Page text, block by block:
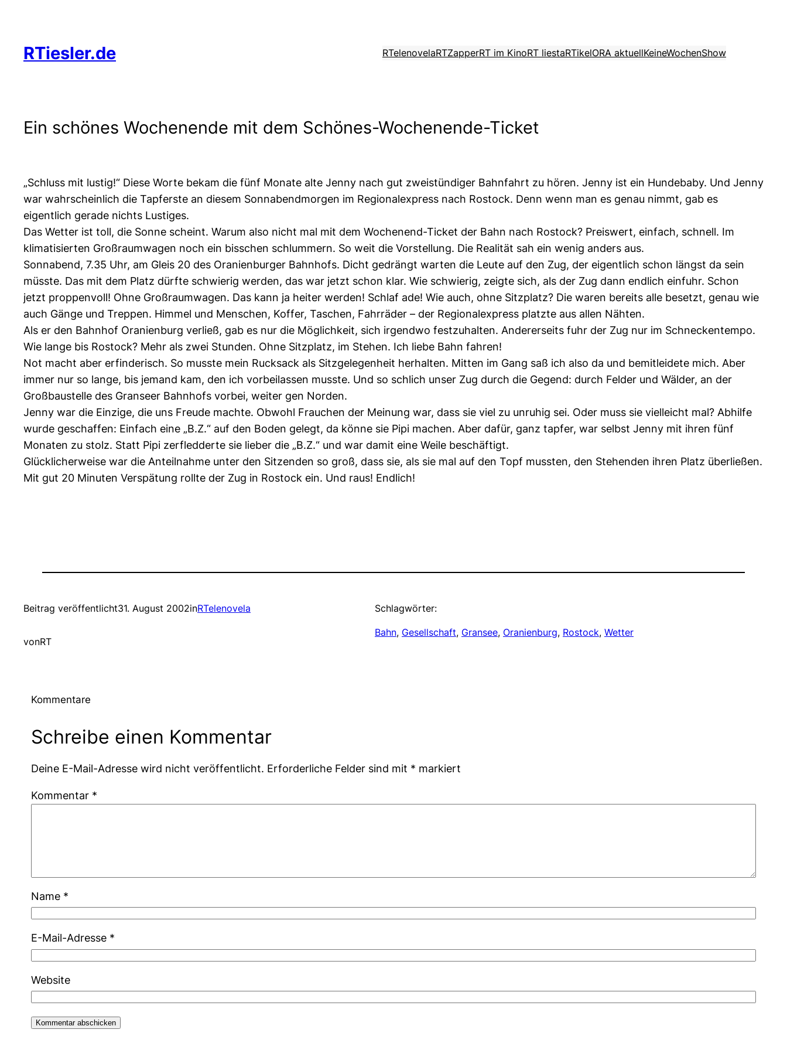
springen
RTiesler.de RTelenovelaRTZapperRT im KinoRT liestaRTikelORA aktuellKeineWochenShow
Ein schönes Wochenende mit dem Schönes-Wochenende-Ticket
„Schluss mit lustig!“ Diese Worte bekam die fünf Monate alte Jenny nach gut zweistündiger Bahnfahrt zu hören. Jenny ist ein Hundebaby. Und Jenny
war wahrscheinlich die Tapferste an diesem Sonnabendmorgen im Regionalexpress nach Rostock. Denn wenn man es genau nimmt, gab es
eigentlich gerade nichts Lustiges.
Das Wetter ist toll, die Sonne scheint. Warum also nicht mal mit dem Wochenend-Ticket der Bahn nach Rostock? Preiswert, einfach, schnell. Im
klimatisierten Großraumwagen noch ein bisschen schlummern. So weit die Vorstellung. Die Realität sah ein wenig anders aus.
Sonnabend, 7.35 Uhr, am Gleis 20 des Oranienburger Bahnhofs. Dicht gedrängt warten die Leute auf den Zug, der eigentlich schon längst da sein
müsste. Das mit dem Platz dürfte schwierig werden, das war jetzt schon klar. Wie schwierig, zeigte sich, als der Zug dann endlich einfuhr. Schon
jetzt proppenvoll! Ohne Großraumwagen. Das kann ja heiter werden! Schlaf ade! Wie auch, ohne Sitzplatz? Die waren bereits alle besetzt, genau wie
auch Gänge und Treppen. Himmel und Menschen, Koffer, Taschen, Fahrräder – der Regionalexpress platzte aus allen Nähten.
Als er den Bahnhof Oranienburg verließ, gab es nur die Möglichkeit, sich irgendwo festzuhalten. Andererseits fuhr der Zug nur im Schneckentempo.
Wie lange bis Rostock? Mehr als zwei Stunden. Ohne Sitzplatz, im Stehen. Ich liebe Bahn fahren!
Not macht aber erfinderisch. So musste mein Rucksack als Sitzgelegenheit herhalten. Mitten im Gang saß ich also da und bemitleidete mich. Aber
immer nur so lange, bis jemand kam, den ich vorbeilassen musste. Und so schlich unser Zug durch die Gegend: durch Felder und Wälder, an der
Großbaustelle des Granseer Bahnhofs vorbei, weiter gen Norden.
Jenny war die Einzige, die uns Freude machte. Obwohl Frauchen der Meinung war, dass sie viel zu unruhig sei. Oder muss sie vielleicht mal? Abhilfe
wurde geschaffen: Einfach eine „B.Z.“ auf den Boden gelegt, da könne sie Pipi machen. Aber dafür, ganz tapfer, war selbst Jenny mit ihren fünf
Monaten zu stolz. Statt Pipi zerfledderte sie lieber die „B.Z.“ und war damit eine Weile beschäftigt.
Glücklicherweise war die Anteilnahme unter den Sitzenden so groß, dass sie, als sie mal auf den Topf mussten, den Stehenden ihren Platz überließen.
Mit gut 20 Minuten Verspätung rollte der Zug in Rostock ein. Und raus! Endlich!
Beitrag veröffentlicht31. August 2002inRTelenovela
vonRT
Schlagwörter:
Bahn, Gesellschaft, Gransee, Oranienburg, Rostock, Wetter
Kommentare
Schreibe einen Kommentar
Deine E-Mail-Adresse wird nicht veröffentlicht. Erforderliche Felder sind mit * markiert
Kommentar *
Name *
E-Mail-Adresse *
Website